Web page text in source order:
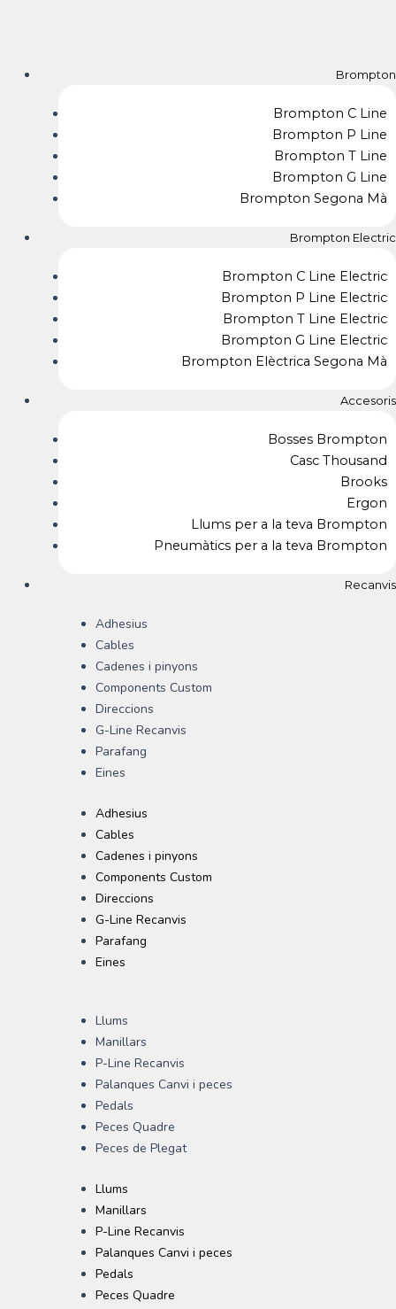
Brompton
Brompton C Line
Brompton P Line
Brompton T Line
Brompton G Line
Brompton Segona Mà
Brompton Electric
Brompton C Line Electric
Brompton P Line Electric
Brompton T Line Electric
Brompton G Line Electric
Brompton Elèctrica Segona Mà
Accesoris
Bosses Brompton
Casc Thousand
Brooks
Ergon
Llums per a la teva Brompton
Pneumàtics per a la teva Brompton
Recanvis
Adhesius
Cables
Cadenes i pinyons
Components Custom
Direccions
G-Line Recanvis
Parafang
Eines
Adhesius
Cables
Cadenes i pinyons
Components Custom
Direccions
G-Line Recanvis
Parafang
Eines
Llums
Manillars
P-Line Recanvis
Palanques Canvi i peces
Pedals
Peces Quadre
Peces de Plegat
Llums
Manillars
P-Line Recanvis
Palanques Canvi i peces
Pedals
Peces Quadre